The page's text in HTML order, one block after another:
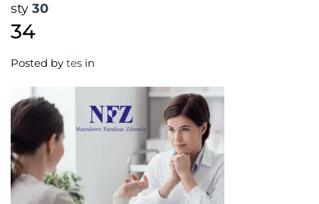
sty 30
34
Posted by tes in